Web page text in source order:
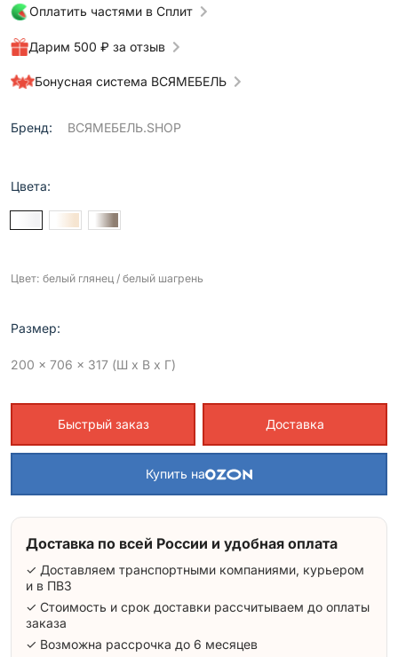
Оплатить частями в Сплит
Дарим 500 ₽ за отзыв
Бонусная система ВСЯМЕБЕЛЬ
Бренд: ВСЯМЕБЕЛЬ.SHOP
Цвета:
Цвет: белый глянец / белый шагрень
Размер:
200 x 706 x 317 (Ш x В x Г)
Быстрый заказ Доставка
Купить на
Доставка по всей России и удобная оплата
✓ Доставляем транспортными компаниями, курьером
и в ПВЗ
✓ Стоимость и срок доставки рассчитываем до оплаты
заказа
✓ Возможна рассрочка до 6 месяцев